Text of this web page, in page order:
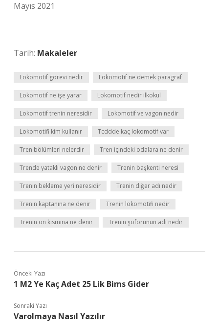
Mayıs 2021
Tarih: Makaleler
Lokomotif görevi nedir Lokomotif ne demek paragraf
Lokomotif ne işe yarar Lokomotif nedir ilkokul
Lokomotif trenin neresidir Lokomotif ve vagon nedir
Lokomotifi kim kullanır Tcddde kaç lokomotif var
Tren bölümleri nelerdir Tren içindeki odalara ne denir
Trende yataklı vagon ne denir Trenin başkenti neresi
Trenin bekleme yeri neresidir Trenin diğer adı nedir
Trenin kaptanına ne denir Trenin lokomotifi nedir
Trenin ön kısmına ne denir Trenin şoförünün adı nedir
Önceki Yazı
1 M2 Ye Kaç Adet 25 Lik Bims Gider
Sonraki Yazı
Varolmaya Nasıl Yazılır